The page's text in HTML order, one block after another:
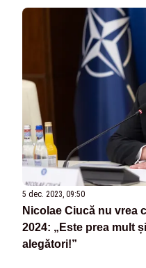
5 dec. 2023, 09:50
Nicolae Ciucă nu vrea
2024: „Este prea mult
alegători!”